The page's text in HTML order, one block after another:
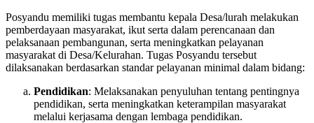
Posyandu memiliki tugas membantu kepala Desa/lurah melakukan
pemberdayaan masyarakat, ikut serta dalam perencanaan dan
pelaksanaan pembangunan, serta meningkatkan pelayanan
masyarakat di Desa/Kelurahan. Tugas Posyandu tersebut
dilaksanakan berdasarkan standar pelayanan minimal dalam bidang:
Pendidikan: Melaksanakan penyuluhan tentang pentingnya
pendidikan, serta meningkatkan keterampilan masyarakat
melalui kerjasama dengan lembaga pendidikan.